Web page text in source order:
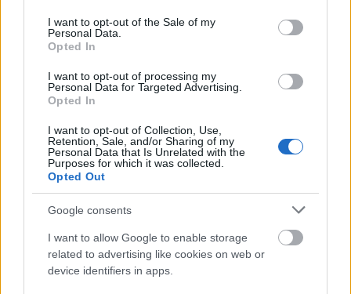
consent section.
I want to opt-out of the Sale of my
Personal Data.
Opted In
I want to opt-out of processing my
Personal Data for Targeted Advertising.
Opted In
I want to opt-out of Collection, Use,
Retention, Sale, and/or Sharing of my
Personal Data that Is Unrelated with the
Purposes for which it was collected.
Opted Out
Google consents
I want to allow Google to enable storage
related to advertising like cookies on web or
device identifiers in apps.
zarówno na zimno, jak i na ciepło. Dodanie rukoli do
potraw może zainspirować Cię do nowych pomysłów
w kuchni.
Włącz rukolę do swojej diety
Rukola nadaje potrawom pieprzny smak. Łatwo ją
dodać do wielu dań, dzięki czemu posiłki nabiorą
wyjątkowego charakteru. Możesz wypróbować
różne sposoby wykorzystania rukoli w kuchni.
Zacznij od sałatek, w których rukola może stanowić
główny element lub być łączona z innymi zielonymi
warzywami. Dodaj ją do kanapek lub wrapów, aby